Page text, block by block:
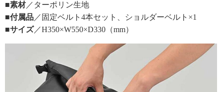
■素材／ターポリン生地
■付属品 ／固定ベルト4本セット、ショルダーベルト×1
■サイズ／H350×W550×D330（mm）